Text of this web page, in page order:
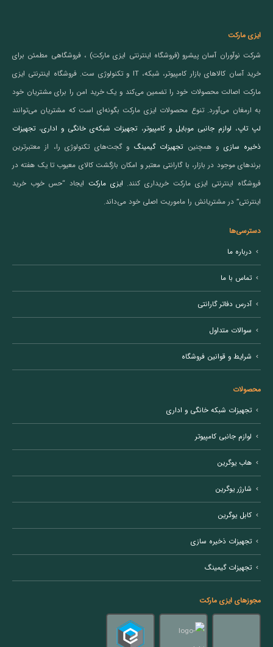
ایزی مارکت
شرکت نوآوران آسان پیشرو (فروشگاه اینترنتی ایزی مارکت) ، فروشگاهی مطمئن برای
خرید آسان کالاهای بازار کامپیوتر، شبکه، IT و تکنولوژی ست. فروشگاه اینترنتی ایزی
مارکت اصالت محصولات خود را تضمین می‌کند و یک خرید امن را برای مشتریان خود
به ارمغان می‌آورد. تنوع محصولات ایزی مارکت بگونه‌ای است که مشتریان می‌توانند
لپ تاپ، لوازم جانبی موبایل و کامپیوتر،تجهیزات شبکه‌ی خانگی و اداری،تجهیزات
ذخیره سازی و همچنینتجهیزات گیمینگ و گجت‌های تکنولوژی را، از معتبرترین
برندهای موجود در بازار، با گارانتی معتبر و امکان بازگشت کالای معیوب تا یک هفته در
فروشگاه اینترنتی ایزی مارکت خریداری کنند. ایزی مارکت ایجاد “حس خوب خرید
اینترنتی” در مشتریانش را ماموریت اصلی خود می‌داند.
دسترسی‌ها
درباره ما
تماس با ما
آدرس دفاتر گارانتی
سوالات متداول
شرایط و قوانین فروشگاه
محصولات
تجهیزات شبکه خانگی و اداری
لوازم جانبی کامپیوتر
هاب یوگرین
شارژر یوگرین
کابل یوگرین
تجهیزات ذخیره سازی
تجهیزات گیمینگ
مجوزهای ایزی مارکت